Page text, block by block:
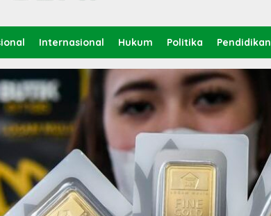
Internasional Hukum Politika Pendidikan